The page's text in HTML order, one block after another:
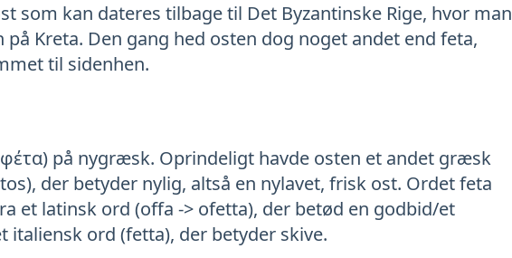
som kan dateres tilbage til Det Byzantinske Rige, hvor man
Kreta. Den gang hed osten dog noget andet end feta,
til sidenhen.
på nygræsk. Oprindeligt havde osten et andet græsk
der betyder nylig, altså en nylavet, frisk ost. Ordet feta
et latinsk ord (offa -> ofetta), der betød en godbid/et
italiensk ord (fetta), der betyder skive.